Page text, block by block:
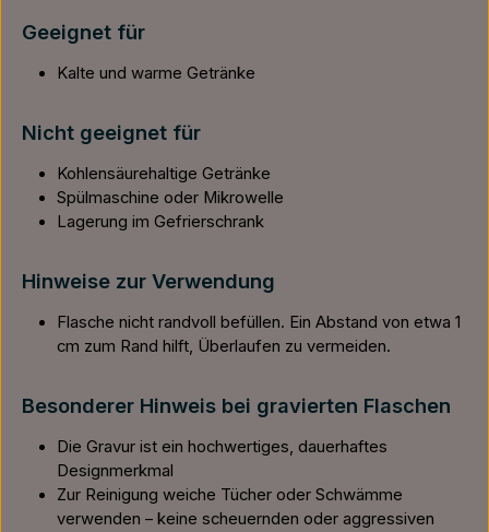
Geeignet für
Kalte und warme Getränke
Nicht geeignet für
Kohlensäurehaltige Getränke
Spülmaschine oder Mikrowelle
Lagerung im Gefrierschrank
Hinweise zur Verwendung
Flasche nicht randvoll befüllen. Ein Abstand von etwa 1
cm zum Rand hilft, Überlaufen zu vermeiden.
Besonderer Hinweis bei gravierten Flaschen
Die Gravur ist ein hochwertiges, dauerhaftes
Designmerkmal
Zur Reinigung weiche Tücher oder Schwämme
verwenden – keine scheuernden oder aggressiven